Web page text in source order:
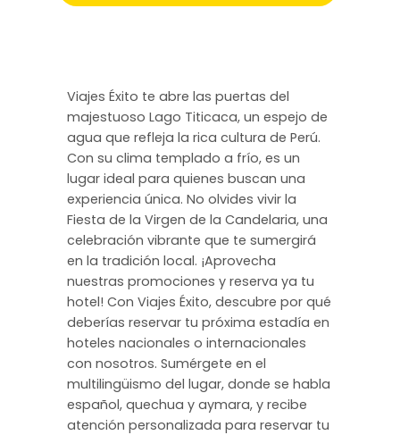
Viajes Éxito te abre las puertas del
majestuoso Lago Titicaca, un espejo de
agua que refleja la rica cultura de Perú.
Con su clima templado a frío, es un
lugar ideal para quienes buscan una
experiencia única. No olvides vivir la
Fiesta de la Virgen de la Candelaria, una
celebración vibrante que te sumergirá
en la tradición local. ¡Aprovecha
nuestras promociones y reserva ya tu
hotel! Con Viajes Éxito, descubre por qué
deberías reservar tu próxima estadía en
hoteles nacionales o internacionales
con nosotros. Sumérgete en el
multilingüismo del lugar, donde se habla
español, quechua y aymara, y recibe
atención personalizada para reservar tu